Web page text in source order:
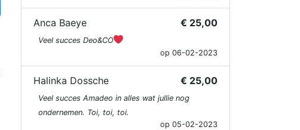
Anca Baeye € 25,00
Veel succes Deo&CO
op 06-02-2023
Halinka Dossche € 25,00
Veel succes Amadeo in alles wat jullie nog
ondernemen. Toi, toi, toi.
op 05-02-2023